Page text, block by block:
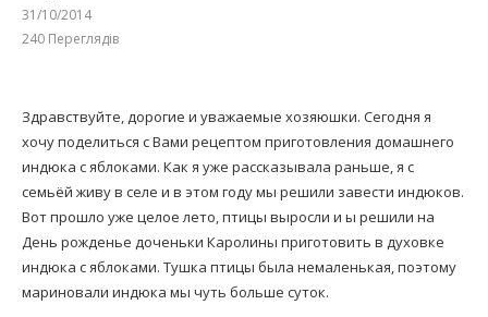
31/10/2014
240 Переглядів
Здравствуйте, дорогие и уважаемые хозяюшки. Сегодня я
хочу поделиться с Вами рецептом приготовления домашнего
индюка с яблоками. Как я уже рассказывала раньше, я с
семьёй живу в селе и в этом году мы решили завести индюков.
Вот прошло уже целое лето, птицы выросли и ы решили на
День рожденье доченьки Каролины приготовить в духовке
индюка с яблоками. Тушка птицы была немаленькая, поэтому
мариновали индюка мы чуть больше суток.